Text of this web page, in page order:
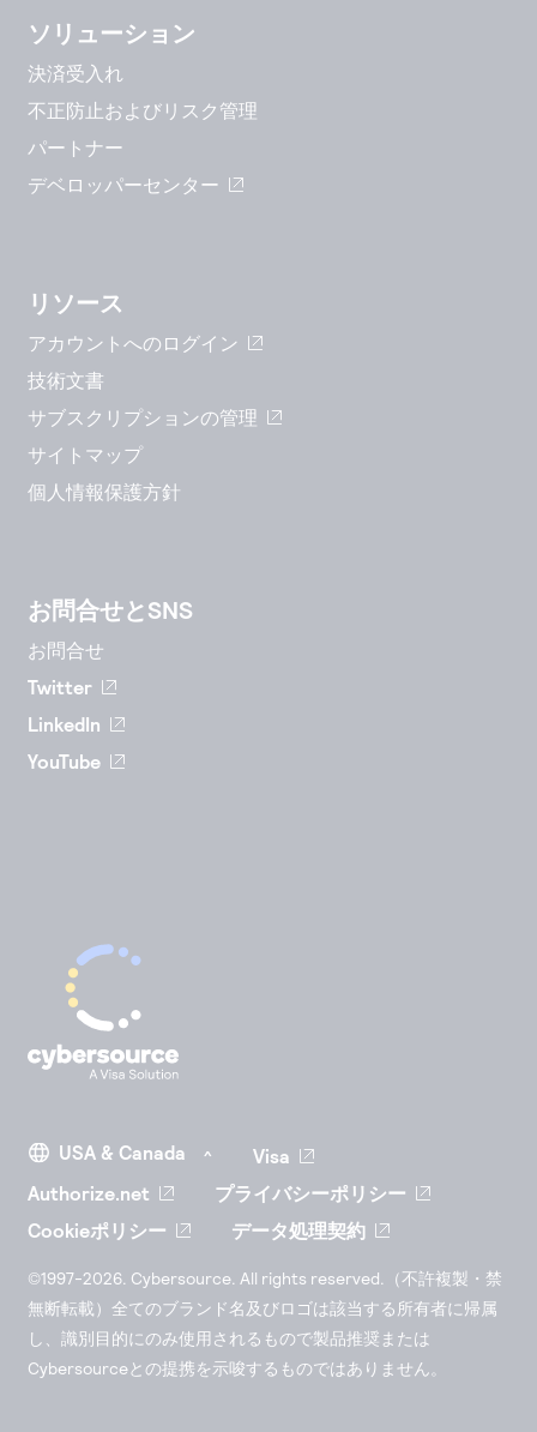
ソリューション
決済受入れ
不正防止およびリスク管理
パートナー
デベロッパーセンター
リソース
アカウントへのログイン
技術文書
サブスクリプションの管理
サイトマップ
個人情報保護方針
お問合せとSNS
お問合せ
Twitter
LinkedIn
YouTube
Visa
Authorize.net
プライバシーポリシー
Cookieポリシー
データ処理契約
©1997-2026. Cybersource. All rights reserved.（不許複製・禁
無断転載）全てのブランド名及びロゴは該当する所有者に帰属
し、識別目的にのみ使用されるもので製品推奨または
Cybersourceとの提携を示唆するものではありません。